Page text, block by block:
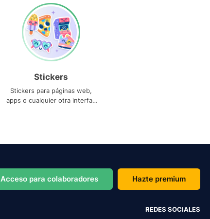
Stickers
Stickers para páginas web,
apps o cualquier otra interfaz
Acceso para colaboradores Hazte premium
REDES SOCIALES